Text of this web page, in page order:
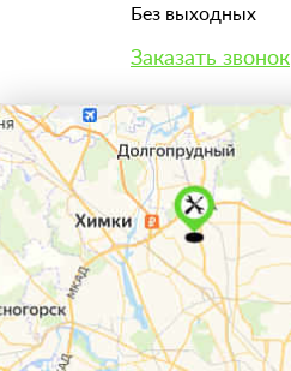
Без выходных
Заказать звонок